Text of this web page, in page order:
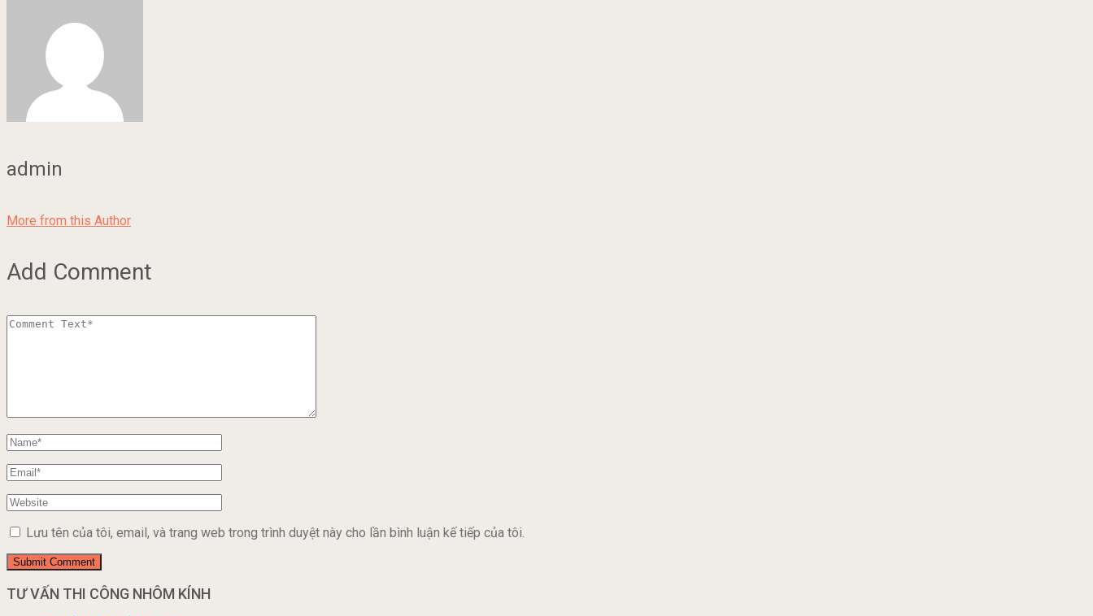
admin
More from this Author
Add Comment
Lưu tên của tôi, email, và trang web trong trình duyệt này cho lần bình luận kế tiếp của tôi.
TƯ VẤN THI CÔNG NHÔM KÍNH